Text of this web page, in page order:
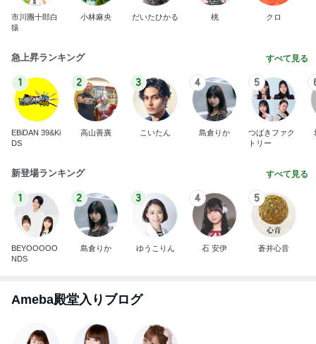
市川團十郎白
猿
小林麻央 だいたひかる 桃 クロ
急上昇ランキング すべて見る
1
EBiDAN 39&Ki
DS
2
高山善廣
3
こいたん
4
島倉りか
5
つばきファク
トリー
新登場ランキング すべて見る
1
BEYOOOOO
NDS
2
島倉りか
3
ゆうこりん
4
石 安伊
5
蒼井心音
Ameba殿堂入りブログ